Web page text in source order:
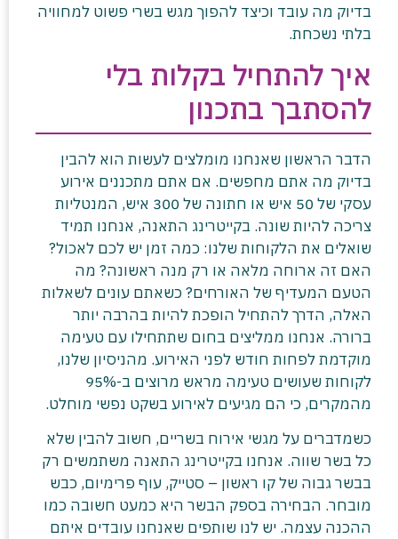
בדיוק מה עובד וכיצד להפוך מגש בשרי פשוט למחוויה
בלתי נשכחת.
איך להתחיל בקלות בלי
להסתבך בתכנון
הדבר הראשון שאנחנו מומלצים לעשות הוא להבין
בדיוק מה אתם מחפשים. אם אתם מתכננים אירוע
עסקי של 50 איש או חתונה של 300 איש, המנטליות
צריכה להיות שונה. בקייטרינג התאנה, אנחנו תמיד
שואלים את הלקוחות שלנו: כמה זמן יש לכם לאכול?
האם זה ארוחה מלאה או רק מנה ראשונה? מה
הטעם המעדיף של האורחים? כשאתם עונים לשאלות
האלה, הדרך להתחיל הופכת להיות בהרבה יותר
ברורה. אנחנו ממליצים בחום שתתחילו עם טעימה
מוקדמת לפחות חודש לפני האירוע. מהניסיון שלנו,
לקוחות שעושים טעימה מראש מרוצים ב-95%
מהמקרים, כי הם מגיעים לאירוע בשקט נפשי מוחלט.
כשמדברים על מגשי אירוח בשריים, חשוב להבין שלא
כל בשר שווה. אנחנו בקייטרינג התאנה משתמשים רק
בבשר גבוה של קו ראשון – סטייק, עוף פרימיום, כבש
מובחר. הבחירה בספק הבשר היא כמעט חשובה כמו
ההכנה עצמה. יש לנו שותפים שאנחנו עובדים איתם